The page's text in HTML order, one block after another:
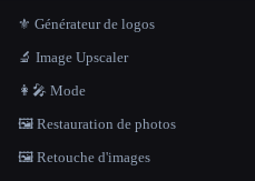
⚜️ Générateur de logos
🔬 Image Upscaler
👩‍🎤 Mode
🖼️ Restauration de photos
🖼️ Retouche d'images